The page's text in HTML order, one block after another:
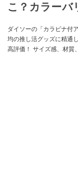
こ？カラーバ
ダイソーの「カラビナ付
均の推し活グッズに精通
高評価！ サイズ感、材質